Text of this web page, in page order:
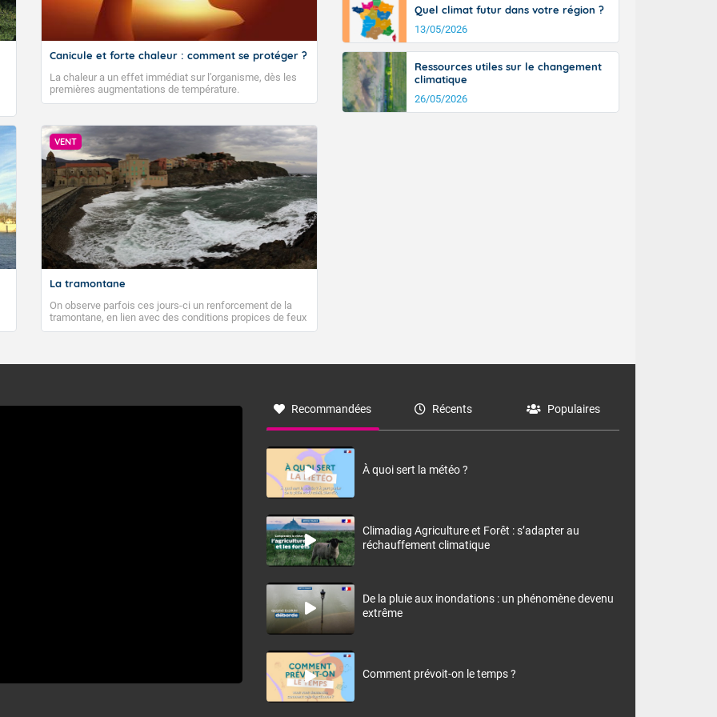
Canicule et forte chaleur : comment se protéger ?
La chaleur a un effet immédiat sur l’organisme, dès les
premières augmentations de température.
VENT
La tramontane
On observe parfois ces jours-ci un renforcement de la
tramontane, en lien avec des conditions propices de feux
de forêt. Mais qu'est-ce que la tramontane ? Quelles sont
à nord-ouest, dans un secteur qui part du Roussillon à la
monts, en allusion aux régions montagneuses d’où
Quel climat futur dans votre région ?
13/05/2026
Ressources utiles sur le changement
climatique
26/05/2026
Recommandées Récents Populaires
À quoi sert la météo ?
Climadiag Agriculture et Forêt : s’adapter au
réchauffement climatique
De la pluie aux inondations : un phénomène devenu
extrême
Comment prévoit-on le temps ?